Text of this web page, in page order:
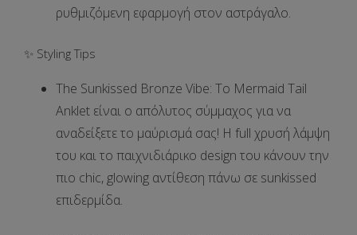
ρυθμιζόμενη εφαρμογή στον αστράγαλο.
✨ Styling Tips
The Sunkissed Bronze Vibe: Το Mermaid Tail
Anklet είναι ο απόλυτος σύμμαχος για να
αναδείξετε το μαύρισμά σας! Η full χρυσή λάμψη
του και το παιχνιδιάρικο design του κάνουν την
πιο chic, glowing αντίθεση πάνω σε sunkissed
επιδερμίδα.